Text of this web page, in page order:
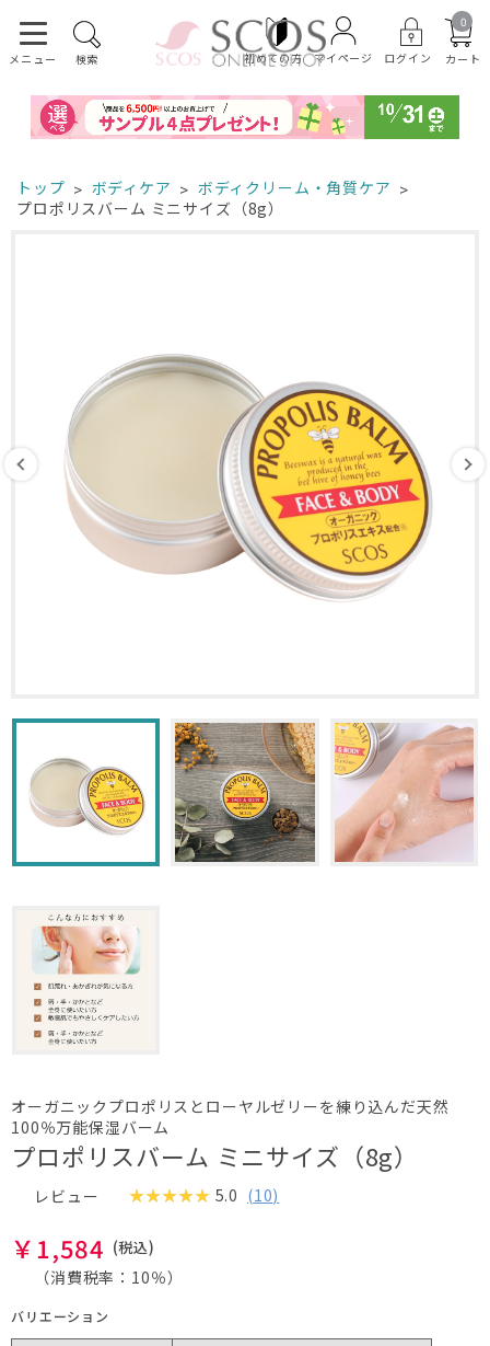
メニュー 検索 初めての方 マイページ ログイン
0
カート
トップ ボディケア
ボディクリーム・角質ケア
プロポリスバーム ミニサイズ（8g）
オーガニックプロポリスとローヤルゼリーを練り込んだ天然
100％万能保湿バーム
プロポリスバーム ミニサイズ（8g）
レビュー 5.0 (10)
￥1,584
（消費税率： 10％）
バリエーション